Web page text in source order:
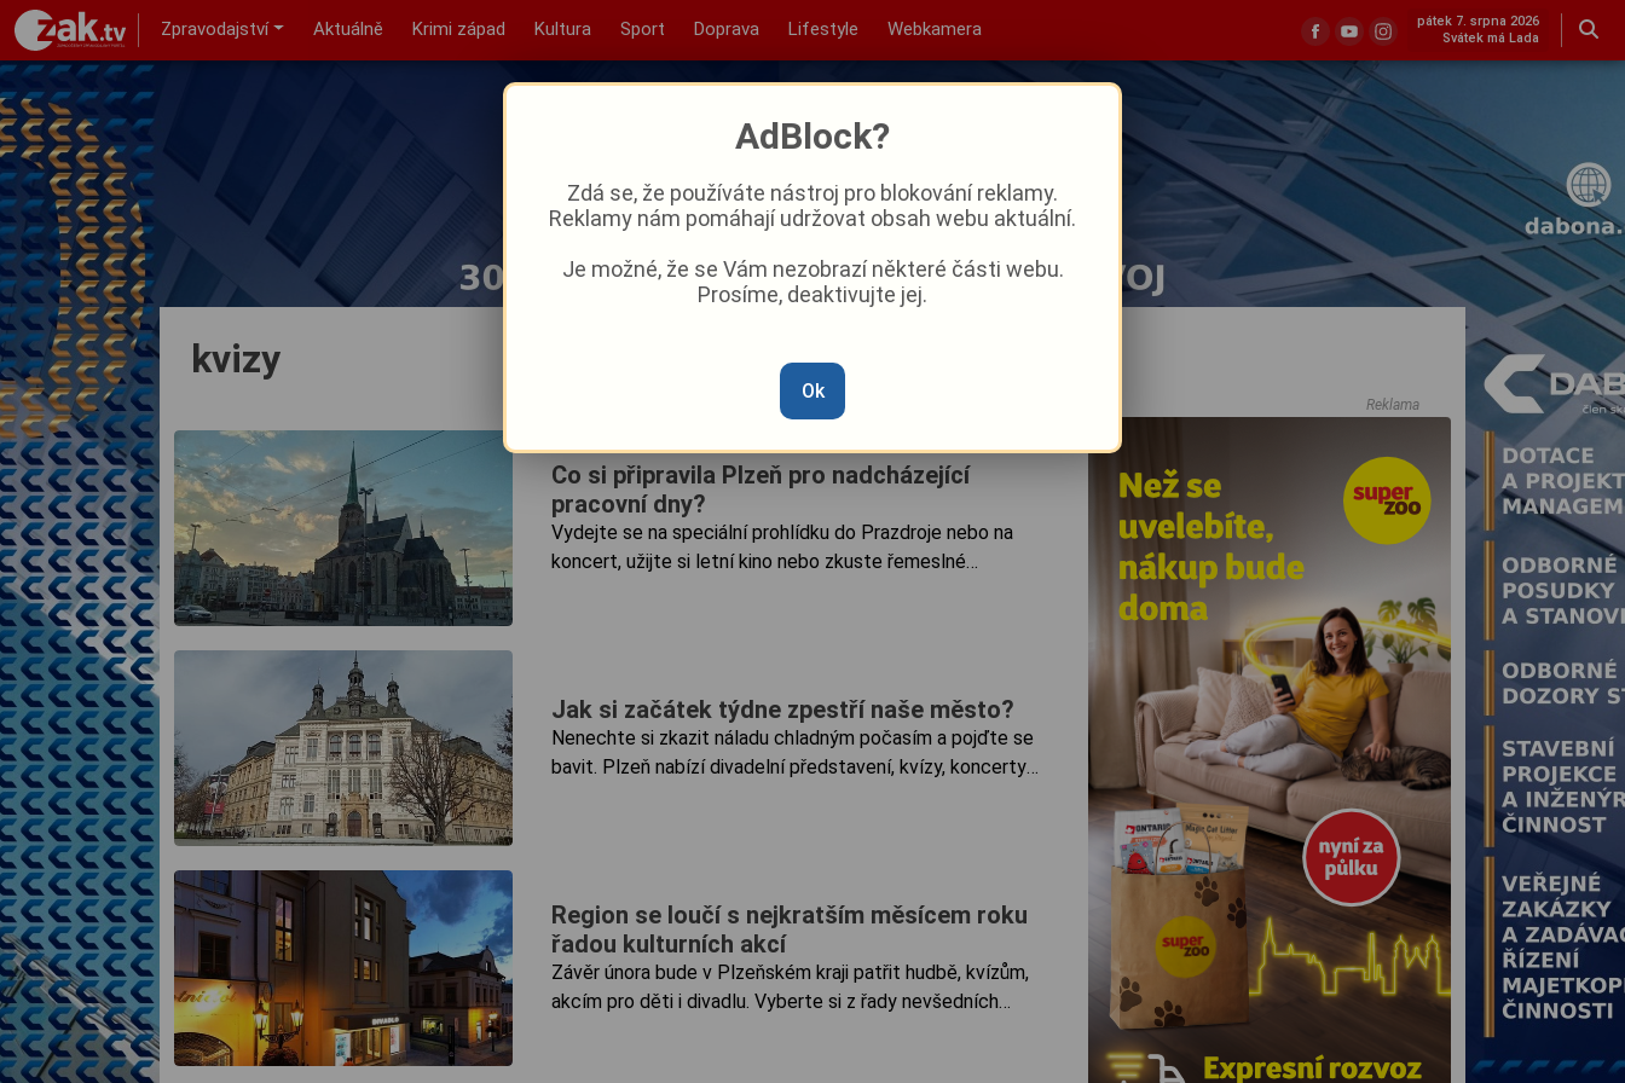
Zpravodajství Aktuálně Krimi západ Kultura Sport Doprava Lifestyle Webkamera
pátek 7. srpna 2026
Svátek má Lada
kvizy
Co si připravila Plzeň pro nadcházející
pracovní dny?
Vydejte se na speciální prohlídku do Prazdroje nebo na
koncert, užijte si letní kino nebo zkuste řemeslné
Jak si začátek týdne zpestří naše město?
Nenechte si zkazit náladu chladným počasím a pojďte se
bavit. Plzeň nabízí divadelní představení, kvízy, koncerty
Region se loučí s nejkratším měsícem roku
řadou kulturních akcí
Závěr února bude v Plzeňském kraji patřit hudbě, kvízům,
akcím pro děti i divadlu. Vyberte si z řady nevšedních
Reklama
AdBlock?
Zdá se, že používáte nástroj pro blokování reklamy.
Reklamy nám pomáhají udržovat obsah webu aktuální.
Je možné, že se Vám nezobrazí některé části webu.
Prosíme, deaktivujte jej.
Ok